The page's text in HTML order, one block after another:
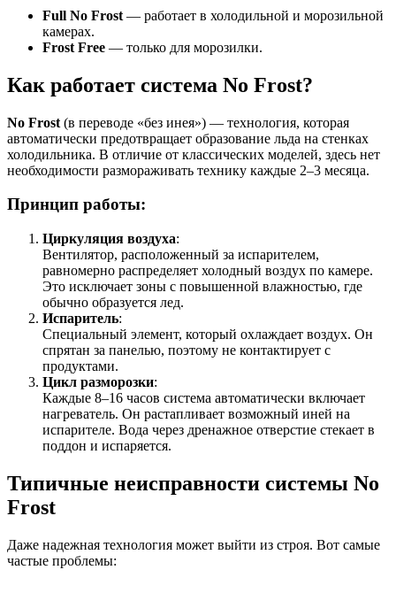
Full No Frost — работает в холодильной и морозильной
камерах.
Frost Free — только для морозилки.
Как работает система No Frost?
No Frost (в переводе «без инея») — технология, которая
автоматически предотвращает образование льда на стенках
холодильника. В отличие от классических моделей, здесь нет
необходимости размораживать технику каждые 2–3 месяца.
Принцип работы:
Циркуляция воздуха:
Вентилятор, расположенный за испарителем,
равномерно распределяет холодный воздух по камере.
Это исключает зоны с повышенной влажностью, где
обычно образуется лед.
Испаритель:
Специальный элемент, который охлаждает воздух. Он
спрятан за панелью, поэтому не контактирует с
продуктами.
Цикл разморозки:
Каждые 8–16 часов система автоматически включает
нагреватель. Он растапливает возможный иней на
испарителе. Вода через дренажное отверстие стекает в
поддон и испаряется.
Типичные неисправности системы No
Frost
Даже надежная технология может выйти из строя. Вот самые
частые проблемы: